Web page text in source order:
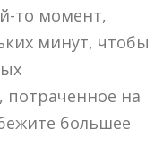
то момент,
минут, чтобы
потраченное на
большее